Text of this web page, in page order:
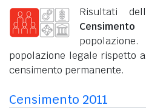
Risultati
popolazione legale rispetto
censimento permanente.
Censimento 2011